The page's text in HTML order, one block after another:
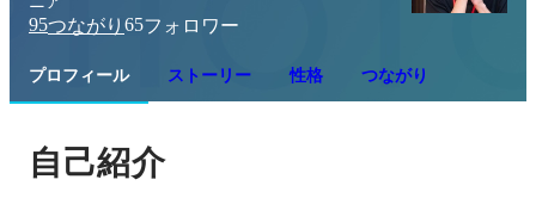
95つながり 65フォロワー
プロフィール ストーリー 性格 つながり
自己紹介